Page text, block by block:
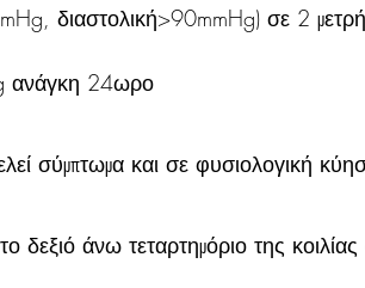
διαστολική>90mmHg) σε 2
ανάγκη 24ωρο
σύμπτωμα και σε φυσιολογική
δεξιό άνω τεταρτημόριο της